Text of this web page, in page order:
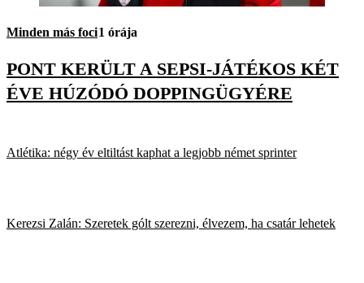
Minden más foci1 órája
PONT KERÜLT A SEPSI-JÁTÉKOS KÉT
ÉVE HÚZÓDÓ DOPPINGÜGYÉRE
Atlétika: négy év eltiltást kaphat a legjobb német sprinter
Kerezsi Zalán: Szeretek gólt szerezni, élvezem, ha csatár lehetek